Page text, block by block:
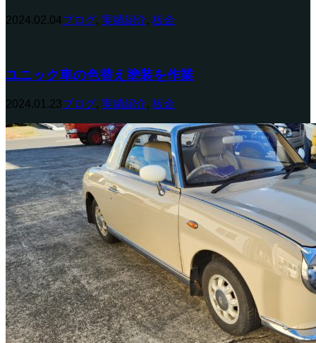
2024.02.04ブログ, 実績紹介, 板金
ユニック車の色替え塗装を作業
2024.01.23ブログ, 実績紹介, 板金